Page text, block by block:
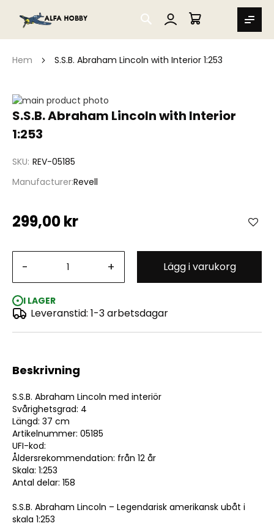
SEARCH
MIN VARUKORG
Hem S.S.B. Abraham Lincoln with Interior 1:253
S.S.B. Abraham Lincoln with Interior
1:253
SKU REV-05185
ManufacturerRevell
299,00 kr
- + Lägg i varukorg
I LAGER
Leveranstid: 1-3 arbetsdagar
Hoppa
till
av
S.S.B. Abraham Lincoln with Interior 1:253
Hoppa
början
bildgalleriet
Beskrivning
S.S.B. Abraham Lincoln med interiör
Svårighetsgrad: 4
Längd: 37 cm
Artikelnummer: 05185
UFI-kod:
Åldersrekommendation: från 12 år
Skala: 1:253
Antal delar: 158
S.S.B. Abraham Lincoln – Legendarisk amerikansk ubåt i
skala 1:253